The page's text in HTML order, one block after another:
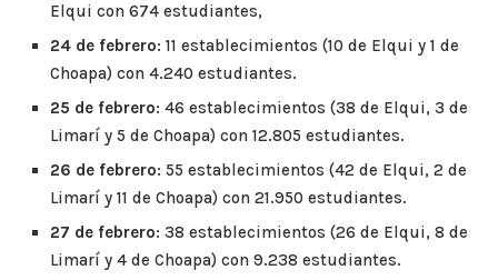
Elqui con 674 estudiantes,
24 de febrero: 11 establecimientos (10 de Elqui y 1 de
Choapa) con 4.240 estudiantes.
25 de febrero: 46 establecimientos (38 de Elqui, 3 de
Limarí y 5 de Choapa) con 12.805 estudiantes.
26 de febrero: 55 establecimientos (42 de Elqui, 2 de
Limarí y 11 de Choapa) con 21.950 estudiantes.
27 de febrero: 38 establecimientos (26 de Elqui, 8 de
Limarí y 4 de Choapa) con 9.238 estudiantes.